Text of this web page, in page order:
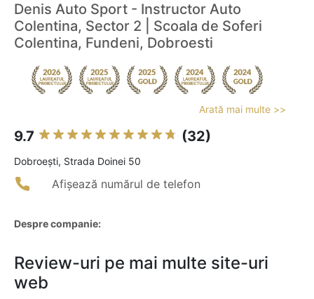
Denis Auto Sport - Instructor Auto
Colentina, Sector 2 | Scoala de Soferi
Colentina, Fundeni, Dobroesti
Arată mai multe >>
9.7 (32)
Dobroeşti, Strada Doinei 50
Afișează numărul de telefon
Despre companie:
Review-uri pe mai multe site-uri
web